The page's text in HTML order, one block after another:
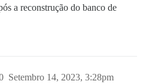
a reconstrução do banco de
Setembro 14, 2023, 3:28pm